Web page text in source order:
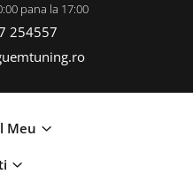
pana la 17:00
254557
Meu